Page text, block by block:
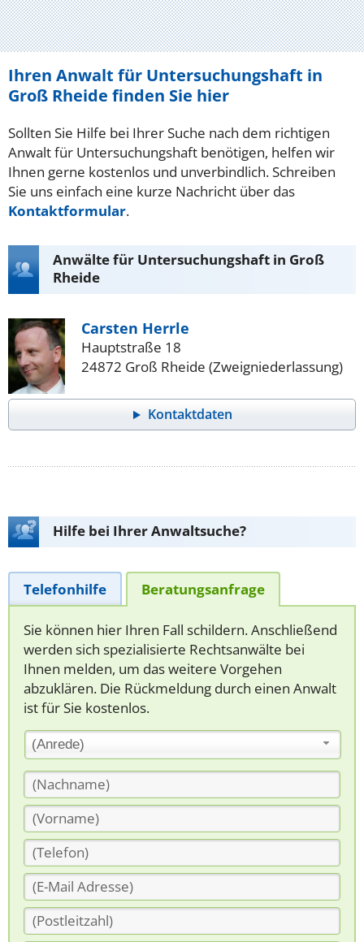
Ihren Anwalt für Untersuchungshaft in
Groß Rheide finden Sie hier
Sollten Sie Hilfe bei Ihrer Suche nach dem richtigen
Anwalt für Untersuchungshaft benötigen, helfen wir
Ihnen gerne kostenlos und unverbindlich. Schreiben
Sie uns einfach eine kurze Nachricht über das
Kontaktformular.
Anwälte für Untersuchungshaft in Groß
Rheide
Carsten Herrle
Hauptstraße 18
24872 Groß Rheide (Zweigniederlassung)
Kontaktdaten
Hilfe bei Ihrer Anwaltsuche?
Telefonhilfe Beratungsanfrage
Sie können hier Ihren Fall schildern. Anschließend
werden sich spezialisierte Rechtsanwälte bei
Ihnen melden, um das weitere Vorgehen
abzuklären. Die Rückmeldung durch einen Anwalt
ist für Sie kostenlos.
(Anrede)